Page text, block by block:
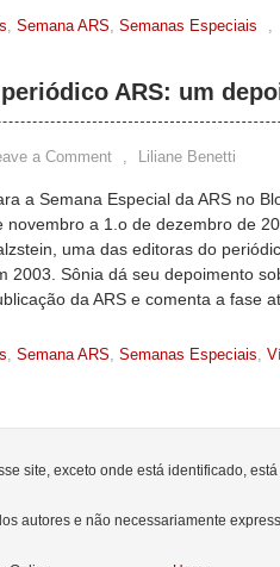
, Semana ARS, Semanas Especiais ,
ARS: um
a Comment , Liliane Benetti
a Semana Especial da ARS no
novembro a 1.o de dezembro de
uma das editoras do
2003. Sônia dá seu depoimento
da ARS e comenta a fase
, Semana ARS, Semanas Especiais,
site, exceto onde está identificado,
autores e não necessariamente